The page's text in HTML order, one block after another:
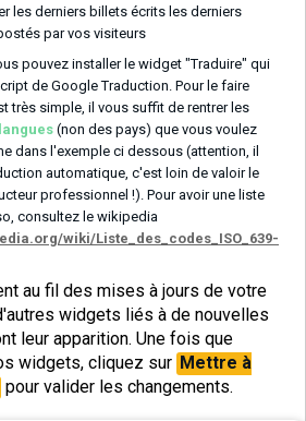
les derniers billets écrits les derniers
par vos visiteurs
pouvez installer le widget "Traduire" qui
de Google Traduction. Pour le faire
très simple, il vous suffit de rentrer les
langues (non des pays) que vous voulez
dans l'exemple ci dessous (attention, il
automatique, c'est loin de valoir le
professionnel !). Pour avoir une liste
consultez le wikipedia
wiki/Liste_des_codes_ISO_639-
au fil des mises à jours de votre
widgets liés à de nouvelles
leur apparition. Une fois que
widgets, cliquez sur Mettre à
pour valider les changements.